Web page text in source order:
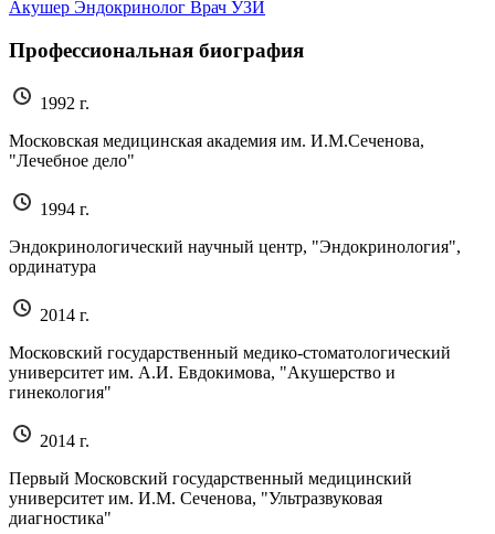
Акушер Эндокринолог Врач УЗИ
Профессиональная биография
1992 г.
Московская медицинская академия им. И.М.Сеченова,
"Лечебное дело"
1994 г.
Эндокринологический научный центр, "Эндокринология",
ординатура
2014 г.
Московский государственный медико-стоматологический
университет им. А.И. Евдокимова, "Акушерство и
гинекология"
2014 г.
Первый Московский государственный медицинский
университет им. И.М. Сеченова, "Ультразвуковая
диагностика"